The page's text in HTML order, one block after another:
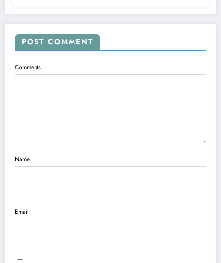
POST COMMENT
Comments
Name
Email